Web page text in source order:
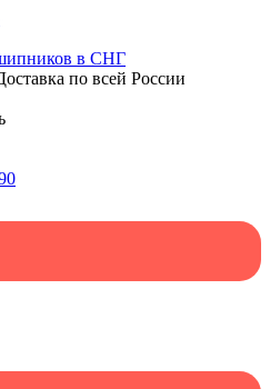
в СНГ
по всей России